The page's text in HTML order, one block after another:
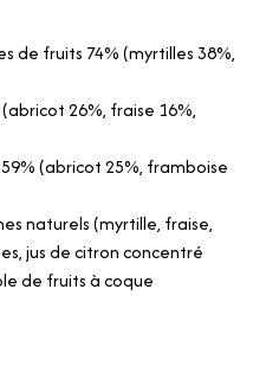
de fruits 74% (myrtilles 38%,
26%, fraise 16%,
(abricot 25%, framboise
naturels (myrtille, fraise,
jus de citron concentré
de fruits à coque